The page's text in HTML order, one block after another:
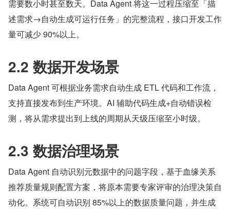
需要数小时甚至数天。Data Agent 将这一过程压缩至「描
述需求→自动生成可运行任务」的完整流程，接口开发工作
量可减少 90%以上。
2.2 数据开发场景
Data Agent 可根据业务需求自动生成 ETL 代码和工作流，
支持直接发布到生产环境。AI 辅助代码生成+自动错误检
测，将从需求提出到上线的周期从天级压缩至小时级。
2.3 数据治理场景
Data Agent 自动识别元数据中的问题字段，基于血缘关系
推荐质量规则配置方案，将原本需要专家评审的治理决策自
动化。系统可自动识别 85%以上的数据质量问题，并生成